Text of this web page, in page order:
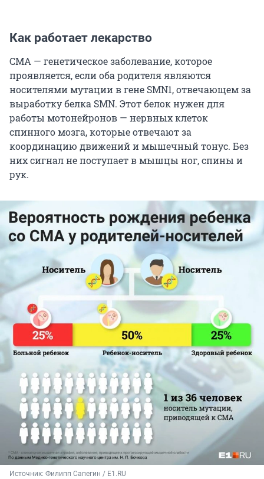
Как работает лекарство
СМА — генетическое заболевание, которое
проявляется, если оба родителя являются
носителями мутации в гене SMN1, отвечающем за
выработку белка SMN. Этот белок нужен для
работы мотонейронов — нервных клеток
спинного мозга, которые отвечают за
координацию движений и мышечный тонус. Без
них сигнал не поступает в мышцы ног, спины и
рук.
Источник: Филипп Сапегин / E1.RU